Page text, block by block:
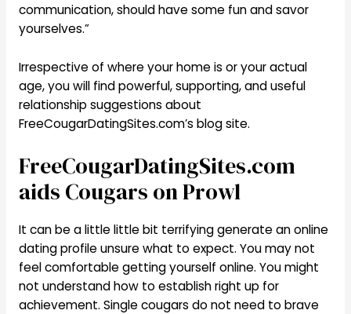
communication, should have some fun and savor
yourselves.”
Irrespective of where your home is or your actual
age, you will find powerful, supporting, and useful
relationship suggestions about
FreeCougarDatingSites.com’s blog site.
FreeCougarDatingSites.com
aids Cougars on Prowl
It can be a little little bit terrifying generate an online
dating profile unsure what to expect. You may not
feel comfortable getting yourself online. You might
not understand how to establish right up for
achievement. Single cougars do not need to brave